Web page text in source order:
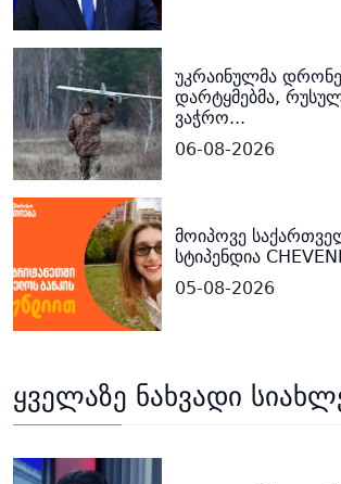
უკრაინულმა
დარტყმებმა,
ვაჭრო...
06-08-2026
მოიპოვე
სტიპენდია
05-08-2026
ყველაზე ნახვადი